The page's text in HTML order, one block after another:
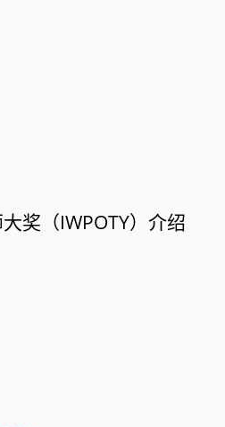
奖（IWPOTY）介绍